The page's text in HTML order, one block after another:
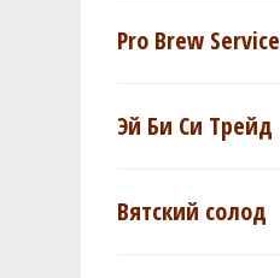
Pro Brew Service
Эй Би Си Трейд
Вятский солод